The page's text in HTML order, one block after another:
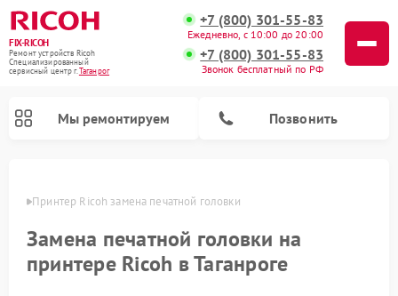
FIX-RICOH
Ремонт устройств Ricoh
Специализированный
cервисный центр г.Таганрог
+7 (800) 301-55-83
Ежедневно, с 10:00 до 20:00
+7 (800) 301-55-83
Звонок бесплатный по РФ
Мы ремонтируем Позвонить
Принтер Ricoh замена печатной головки
Замена печатной головки на
принтере Ricoh в Таганроге